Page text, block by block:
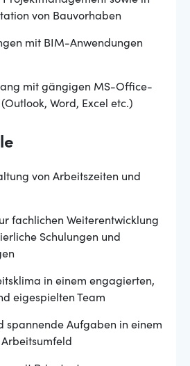
von Bauvorhaben
mit BIM-Anwendungen
mit gängigen MS-Office-
Word, Excel etc.)
von Arbeitszeiten und
fachlichen Weiterentwicklung
Schulungen und
in einem engagierten,
eigespielten Team
spannende Aufgaben in einem